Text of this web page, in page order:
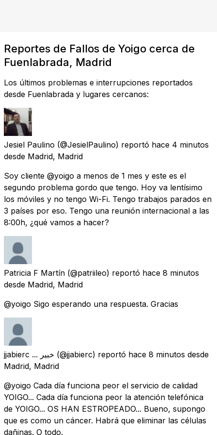
Reportes de Fallos de Yoigo cerca de
Fuenlabrada, Madrid
Los últimos problemas e interrupciones reportados
desde Fuenlabrada y lugares cercanos:
Jesiel Paulino (@JesielPaulino) reportó hace 4 minutos
desde Madrid, Madrid
Soy cliente @yoigo a menos de 1 mes y este es el
segundo problema gordo que tengo. Hoy va lentísimo
los móviles y no tengo Wi-Fi. Tengo trabajos parados en
3 países por eso. Tengo una reunión internacional a las
8:00h, ¿qué vamos a hacer?
Patricia F Martín (@patriileo) reportó hace 8 minutos
desde Madrid, Madrid
@yoigo Sigo esperando una respuesta. Gracias
jjabierc ... خبير (@jjabierc) reportó hace 8 minutos desde
Madrid, Madrid
@yoigo Cada día funciona peor el servicio de calidad
YOIGO... Cada día funciona peor la atención telefónica
de YOIGO... OS HAN ESTROPEADO... Bueno, supongo
que es como un cáncer. Habrá que eliminar las células
dañinas. O todo.